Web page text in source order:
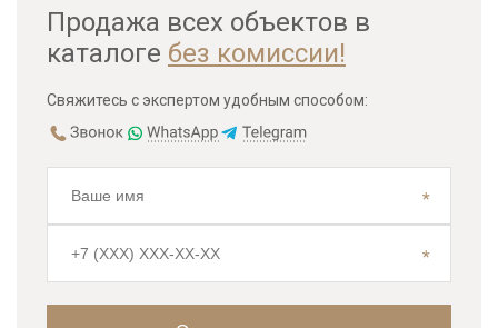
Продажа всех объектов в
каталоге без комиссии!
Свяжитесь с экспертом удобным способом: